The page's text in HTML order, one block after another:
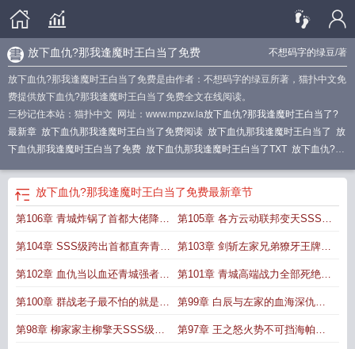
不想码字的绿豆/著
放下血仇?那我逢魔时王白当了免费
放下血仇?那我逢魔时王白当了免费是由作者：不想码字的绿豆所著，猫扑中文免
费提供放下血仇?那我逢魔时王白当了免费全文在线阅读。
三秒记住本站：猫扑中文 网址：www.mpzw.la放下血仇?那我逢魔时王白当了?
最新章 放下血仇那我逢魔时王白当了免费阅读 放下血仇那我逢魔时王白当了 放
下血仇那我逢魔时王白当了免费 放下血仇那我逢魔时王白当了TXT 放下血仇?那
时王白当了笔趣阁
放下血仇?那我逢魔时王白当了?在线阅读
魔时王白当了免费
仇?那我逢魔时王白当了?免费放下血仇?那我逢魔时王白当了?_绿豆大白仓版
了?(1-373)
放下血仇那我逢魔时王白当了笔趣阁
放下血仇?那我逢魔时王白当
了?白仓逢魔时王采访放下血仇?那我逢魔时王白当了?笔趣阁放下血仇那我逢
帝放下血仇?那我逢魔时王白当了免费观看漫威逢魔时王白辰放下血仇?那我逢
魔时王白当了?章节列表放下血仇?那我逢魔时王白当了?在线观看放下血仇?那
放下血仇?那我逢魔时王白当了免费最新章节
第106章 青城炸锅了首都大佬降临
与柳擎
第105章 各方云动联邦变天SSS级
大佬
第104章 SSS级跨出首都直奔青城
骑士
第103章 剑斩左家兄弟獠牙王牌形
态不过
第102章 血仇当以血还青城强者全
部陨落
第101章 青城高端战力全部死绝这
只是复第
第100章 群战老子最不怕的就是群
战神明
第99章 白辰与左家的血海深仇身
份暴露恶
第98章 柳家家主柳擎天SSS级骑 第97章 王之怒火势不可挡海帕甲